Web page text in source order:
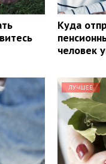
Куда
человек
ЛУЧШЕЕ